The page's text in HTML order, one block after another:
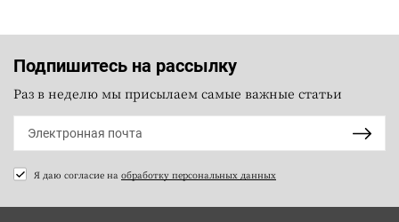
Подпишитесь на рассылку
Раз в неделю мы присылаем самые важные статьи
Я даю согласие на обработку персональных данных